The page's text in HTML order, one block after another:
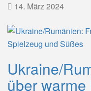
14. März 2024
Ukraine/
über